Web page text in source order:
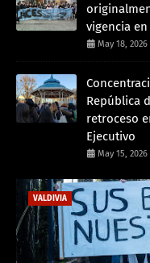
vigencia
May 18, 2026
República
retroceso
Ejecutivo
May 15, 2026
VALDIVIA